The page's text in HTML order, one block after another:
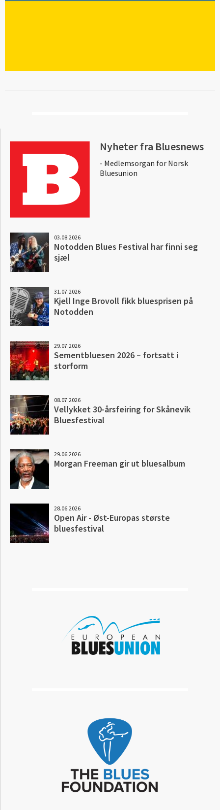
Nyheter fra Bluesnews
- Medlemsorgan for Norsk
Bluesunion
03.08.2026
Notodden Blues Festival har finni seg
sjæl
31.07.2026
Kjell Inge Brovoll fikk bluesprisen på
Notodden
29.07.2026
Sementbluesen 2026 – fortsatt i
storform
08.07.2026
Vellykket 30-årsfeiring for Skånevik
Bluesfestival
29.06.2026
Morgan Freeman gir ut bluesalbum
28.06.2026
Open Air - Øst-Europas største
bluesfestival